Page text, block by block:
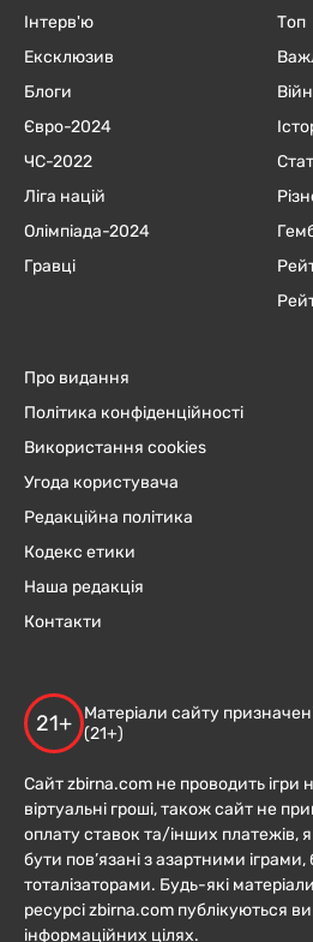
Інтерв'ю
Ексклюзив
Блоги
Євро-2024
ЧC-2022
Ліга націй
Олімпіада-2024
Гравці
Топ
Про видання
Політика конфіденційності
Використання cookies
Угода користувача
Редакційна політика
Кодекс етики
Наша редакція
Контакти
21+
Матеріали сайту
(21+)
Сайт zbirna.com не проводить ігри
віртуальні гроші, також сайт не
оплату ставок та/інших платежів,
бути пов’язані з азартними
тоталізаторами. Будь-які
ресурсі zbirna.com публікуються
інформаційних цілях.